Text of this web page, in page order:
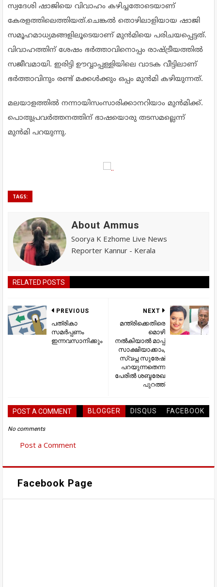
സ്വദേശി ഷാജിയെ വിവാഹം കഴിച്ചതോടെയാണ്
കേരളത്തിലെത്തിയത്.ചെങ്കൽ തൊഴിലാളിയായ ഷാജി
സമൂഹമാധ്യമങ്ങളിലൂടെയാണ് മുൻമിയെ പരിചയപ്പെട്ടത്.
വിവാഹത്തിന് ശേഷം ഭർത്താവിനൊപ്പം രാഷ്ട്രീയത്തിൽ
സജീവമായി. ഇരിട്ടി ഊവ്വാപ്പള്ളിയിലെ വാടക വീട്ടിലാണ്
ഭർത്താവിനും രണ്ട് മക്കൾക്കും ഒപ്പം മുൻമി കഴിയുന്നത്.
മലയാളത്തിൽ നന്നായിസംസാരിക്കാനറിയാം മുൻമിക്ക്.
പൊതുപ്രവർത്തനത്തിന് ഭാഷയൊരു തടസമല്ലെന്ന്
മുൻമി പറയുന്നു.
TAGS:
About Ammus
Soorya K Ezhome Live News
Reporter Kannur - Kerala
RELATED POSTS
NEXT
മന്ത്രിക്കെതിരെ
മൊഴി
നല്‍കിയാല്‍ മാപ്പ്
സാക്ഷിയാക്കാം,
സ്വപ്ന സുരേഷ്
പറയുന്നതെന്ന
പേരില്‍ ശബ്ദരേഖ
പുറത്ത്
PREVIOUS
പത്രികാ
സമർപ്പണം
ഇന്നവസാനിക്കും
POST A COMMENT BLOGGER DISQUS FACEBOOK
No comments
Post a Comment
Facebook Page